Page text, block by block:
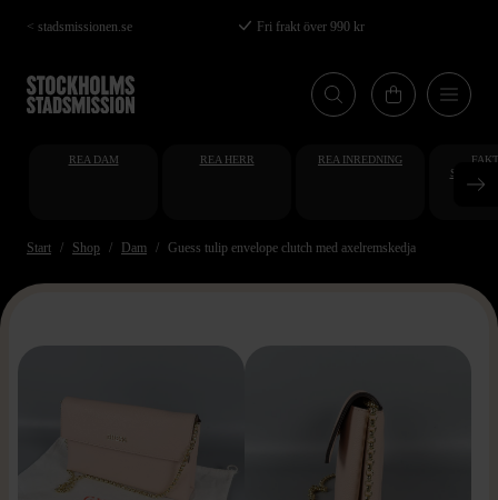
Hoppa
till
huvudinnehåll
< stadsmissionen.se Fri frakt över 990 kr
REA DAM REA HERR REA INREDNING
Start Shop Dam Guess tulip envelope clutch med axelremskedja